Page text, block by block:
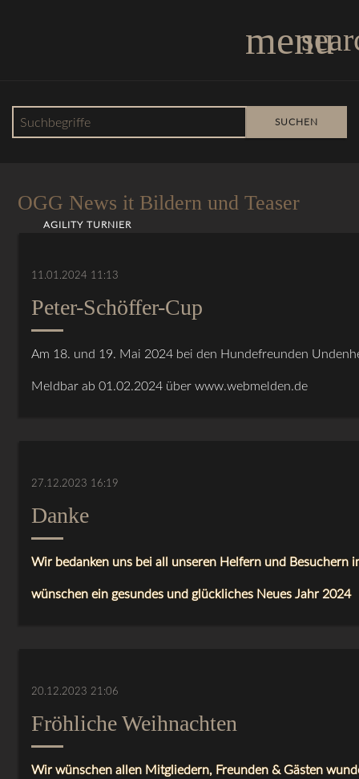
menu
Suchbegriffe SUCHEN
OGG News
OGG News it Bildern und Teaser
AGILITY TURNIER
11.01.2024 11:13
Peter-Schöffer-Cup
Am 18. und 19. Mai 2024 bei den Hundefreunden
Meldbar ab 01.02.2024 über www.webmelden.de
27.12.2023 16:19
Danke
Wir bedanken uns bei all unseren Helfern und Besuchern
wünschen ein gesundes und glückliches Neues Jahr 2024
20.12.2023 21:06
Fröhliche Weihnachten
Wir wünschen allen Mitgliedern, Freunden & Gästen